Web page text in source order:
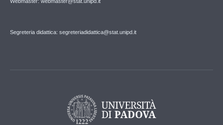
Segreteria didattica: segreteriadidattica@stat.unipd.it